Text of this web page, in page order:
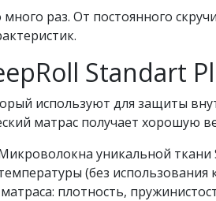
раз. От постоянного
Standart
используют для защиты
матрас получает хорошую
уникальной
(без использования
плотность,